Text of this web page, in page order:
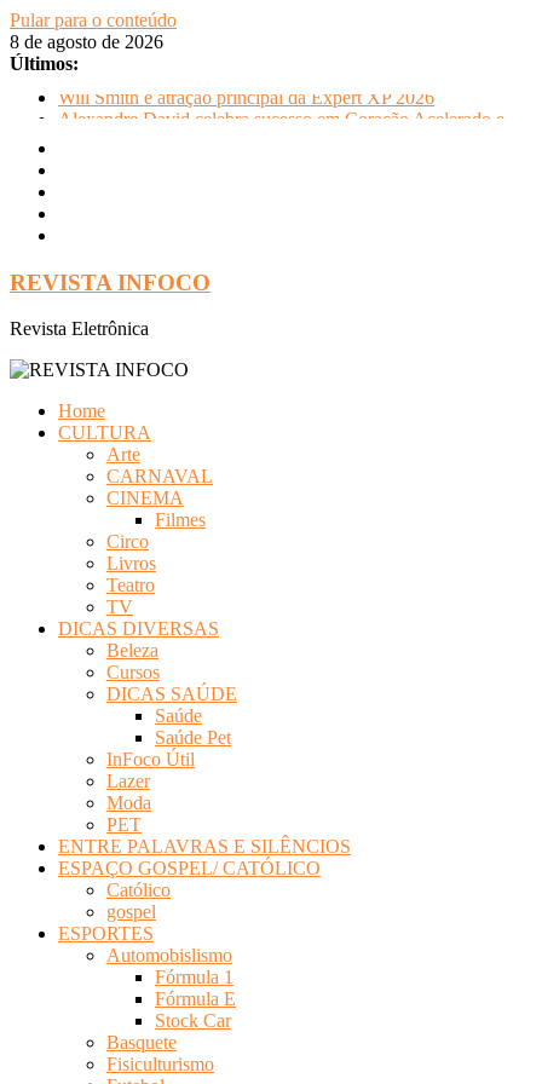
Pular para o conteúdo
8 de agosto de 2026
Últimos:
Will Smith é atração principal da Expert XP 2026
Alexandre David celebra sucesso em Coração Acelerado e
descontração
Oficinas gratuitas no Museu Nacional apresentam o processo
criativo do artista Vik Muniz
REVISTA INFOCO
Revista Eletrônica
Home
CULTURA
Arte
CARNAVAL
CINEMA
Filmes
Circo
Livros
Teatro
TV
DICAS DIVERSAS
Beleza
Cursos
DICAS SAÚDE
Saúde
Saúde Pet
InFoco Útil
Lazer
Moda
PET
ENTRE PALAVRAS E SILÊNCIOS
ESPAÇO GOSPEL/ CATÓLICO
Católico
gospel
ESPORTES
Automobislismo
Fórmula 1
Fórmula E
Stock Car
Basquete
Fisiculturismo